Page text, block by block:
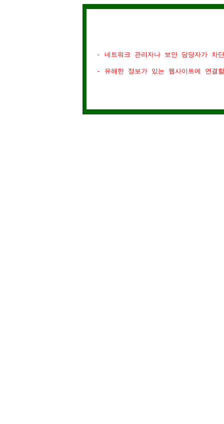
- 네트워크 관리자나 보안 담당자가 차
- 유해한 정보가 있는 웹사이트에 연결